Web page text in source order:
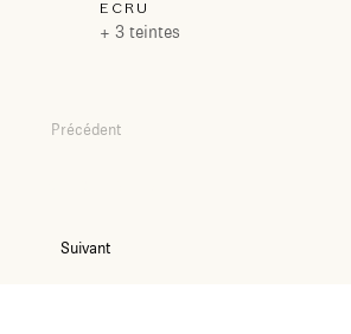
ECRU
+ 3 teintes
Précédent
Suivant